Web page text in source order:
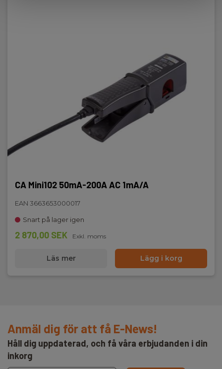
CA Mini102 50mA-200A AC 1mA/A
EAN 3663653000017
Snart på lager igen
2 870,00 SEK Exkl. moms
Läs mer Lägg i korg
Anmäl dig för att få E-News!
Håll dig uppdaterad, och få våra erbjudanden i din
inkorg